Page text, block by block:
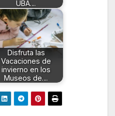
UBA…
Disfruta las
Vacaciones de
invierno en los
Museos de…